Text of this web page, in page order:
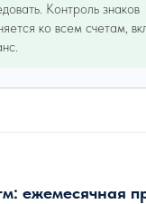
Контроль знаков
ко всем счетам,
ежемесячная